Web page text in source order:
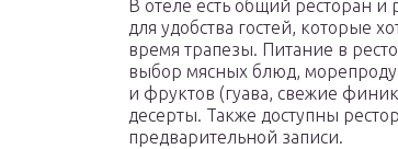
В отеле есть общий ресторан и
для удобства гостей, которые
время трапезы. Питание в
выбор мясных блюд,
и фруктов (гуава, свежие
десерты. Также доступны
предварительной записи.